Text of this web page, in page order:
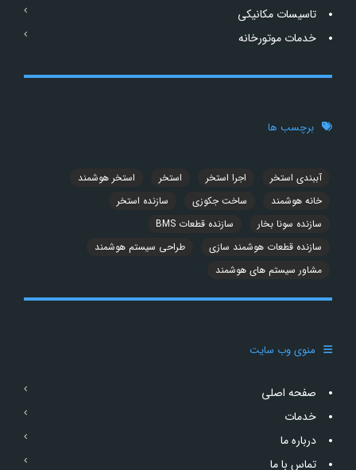
تاسیسات مکانیکی
خدمات موتورخانه
برچسب ها
آببندی استخر اجرا استخر استخر
استخر هوشمند
خانه هوشمند
ساخت جکوزی
سازنده استخر
سازنده سونا بخار
سازنده قطعات BMS
سازنده قطعات هوشمند سازی
طراحی سیستم هوشمند
مشاور سیستم های هوشمند
منوی وب سایت
صفحه اصلی
خدمات
درباره ما
تماس با ما